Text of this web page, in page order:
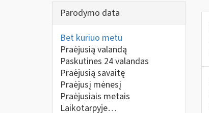
Parodymo data
Bet kuriuo metu
Praėjusią valandą
Paskutines 24 valandas
Praėjusią savaitę
Praėjusį mėnesį
Praėjusiais metais
Laikotarpyje…